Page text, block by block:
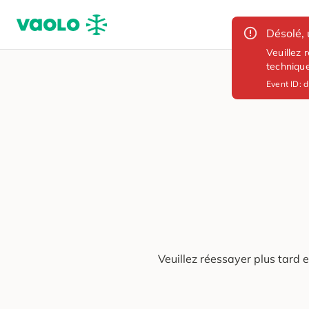
Désolé,
Veuillez
Event ID:
Veuillez réessayer plus tard